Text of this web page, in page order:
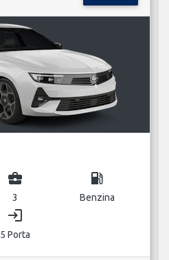
business_center
3
local_gas_station
Benzina
login
5 Porta